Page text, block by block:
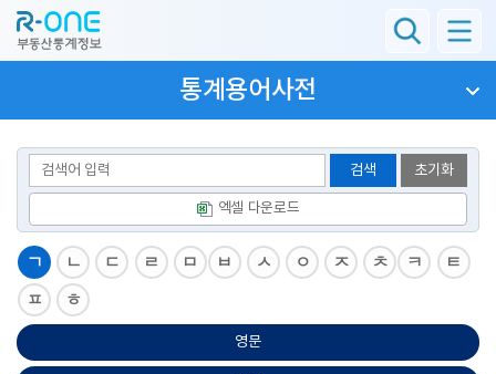
통계용어사전
검색 초기화
엑셀 다운로드
ㄱ ㄴ ㄷ ㄹ ㅁ ㅂ ㅅ ㅇ ㅈ ㅊ ㅋ
ㅌ
ㅍ
ㅎ
영문